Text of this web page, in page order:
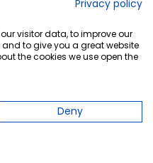
Privacy policy
visitor data, to improve our
to give you a great website
the cookies we use open the
Deny